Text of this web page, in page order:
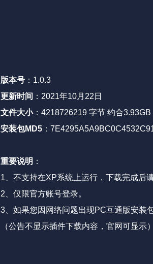
版本号 ：1.0.3
更新时间 ：2021年10月22日
文件大小：4218726219 字节 约合3.93GB
安装包MD5 ：
重要说明 ：
1、不支持在XP系统上运行，下载完成后
2、仅限官方账号登录。
3、如果您因网络问题出现PC互通版安装
（公告不显示插件下载内容，官网可显示）